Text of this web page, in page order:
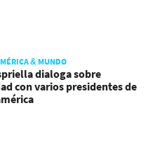
& MUNDO
dialoga sobre
con varios presidentes de